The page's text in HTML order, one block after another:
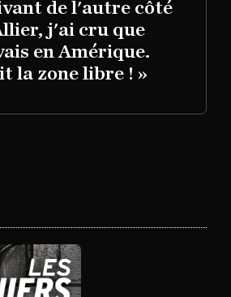
de l'autre côté
j'ai cru que
en Amérique.
la zone libre ! »